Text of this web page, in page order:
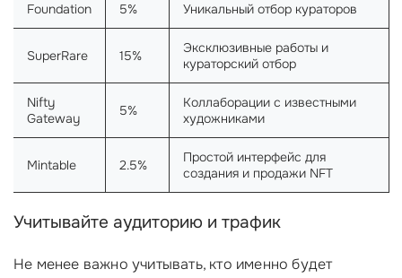
Foundation 5% Уникальный отбор кураторов
SuperRare 15%
Эксклюзивные работы и
кураторский отбор
Nifty
Gateway
5%
Коллаборации с известными
художниками
Mintable 2.5%
Простой интерфейс для
создания и продажи NFT
Учитывайте аудиторию и трафик
Не менее важно учитывать, кто именно будет